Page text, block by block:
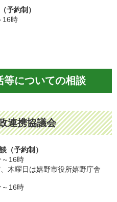
予約制）
16時
等についての相談
連携協議会
（予約制）
～16時
木曜日は嬉野市役所嬉野庁舎
～16時